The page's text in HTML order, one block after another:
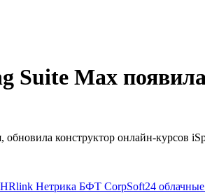
Suite Max
конструктор онлайн-курсов
HRlink Нетрика БФТ CorpSoft24